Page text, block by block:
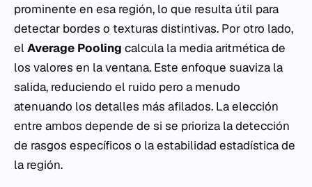
prominente en esa región, lo que resulta útil para
detectar bordes o texturas distintivas. Por otro lado,
elAverage Pooling calcula la media aritmética de
los valores en la ventana. Este enfoque suaviza la
salida, reduciendo el ruido pero a menudo
atenuando los detalles más afilados. La elección
entre ambos depende de si se prioriza la detección
de rasgos específicos o la estabilidad estadística de
la región.